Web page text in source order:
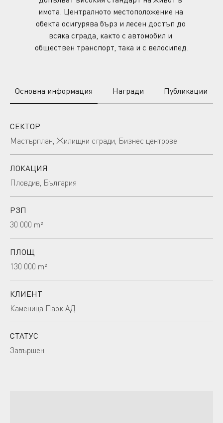
имота. Централното местоположение на
обекта осигурява бърз и лесен достъп до
всяка сграда, както с автомобил и
обществен транспорт, така и с велосипед.
Основна информация Награди Публикации
СЕКТОР
Мастърплан, Жилищни сгради, Бизнес центрове
ЛОКАЦИЯ
Пловдив, България
РЗП
30 000 m²
ПЛОЩ
130 000 m²
КЛИЕНТ
Каменица Парк АД
СТАТУС
Завършен